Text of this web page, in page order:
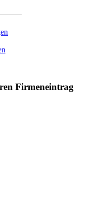
Firmeneintrag